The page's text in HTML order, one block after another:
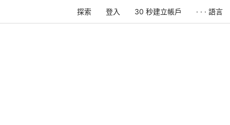
探索 登入 30 秒建立帳戶 · · · 語言